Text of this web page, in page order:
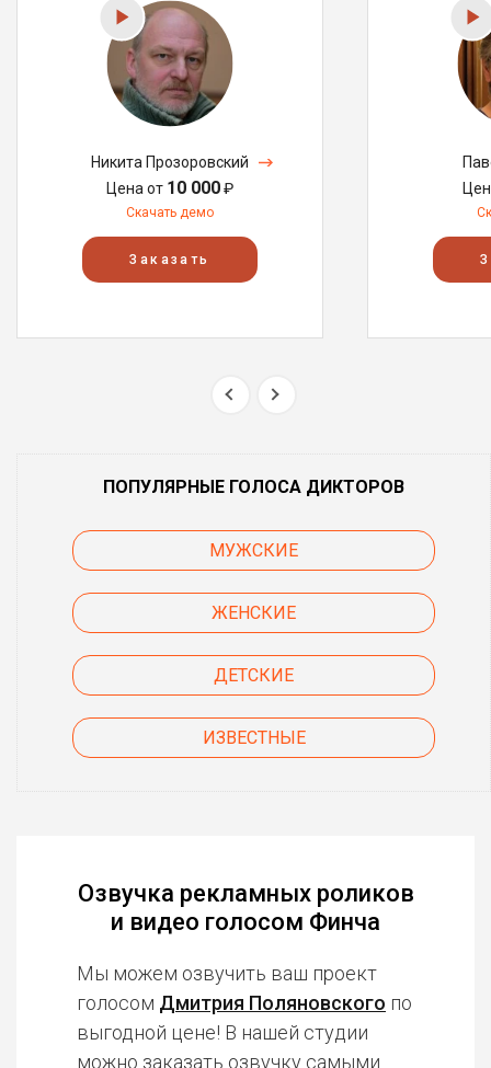
Никита Прозоровский
Цена от 10 000₽
Скачать демо
Заказать
ПОПУЛЯРНЫЕ ГОЛОСА ДИКТОРОВ
МУЖСКИЕ
ЖЕНСКИЕ
ДЕТСКИЕ
ИЗВЕСТНЫЕ
Озвучка рекламных роликов
и видео голосом Финча
Мы можем озвучить ваш проект
голосом Дмитрия Поляновского по
выгодной цене! В нашей студии
можно заказать озвучку самыми